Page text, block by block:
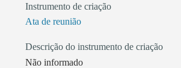
Instrumento de criação
Ata de reunião
Descrição do instrumento de criação
Não informado